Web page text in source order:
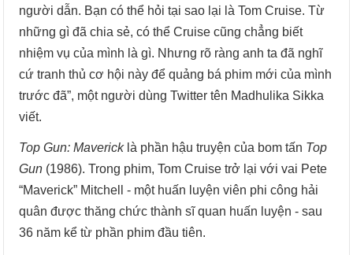
người dẫn. Bạn có thể hỏi tại sao lại là Tom Cruise. Từ
những gì đã chia sẻ, có thể Cruise cũng chẳng biết
nhiệm vụ của mình là gì. Nhưng rõ ràng anh ta đã nghĩ
cứ tranh thủ cơ hội này để quảng bá phim mới của mình
trước đã”, một người dùng Twitter tên Madhulika Sikka
viết.
Top Gun: Mavericklà phần hậu truyện của bom tấn Top
Gun (1986). Trong phim, Tom Cruise trở lại với vai Pete
“Maverick” Mitchell - một huấn luyện viên phi công hải
quân được thăng chức thành sĩ quan huấn luyện - sau
36 năm kể từ phần phim đầu tiên.